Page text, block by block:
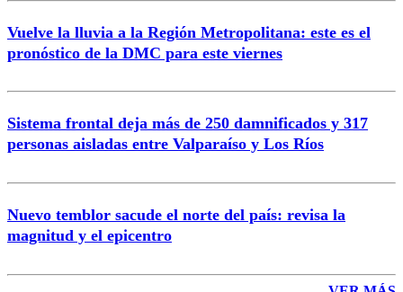
Enviar comentario
Vuelve la lluvia a la Región Metropolitana: este es el
pronóstico de la DMC para este viernes
Sistema frontal deja más de 250 damnificados y 317
personas aisladas entre Valparaíso y Los Ríos
Nuevo temblor sacude el norte del país: revisa la
magnitud y el epicentro